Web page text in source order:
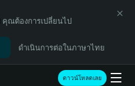
คุณต้องการเปลี่ยนไป
ดำเนินการต่อในภาษาไทย
ดาวน์โหลดเลย